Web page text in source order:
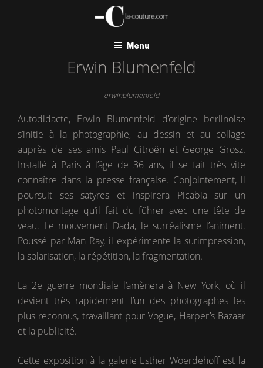
Menu
Erwin Blumenfeld
erwinblumenfeld
Autodidacte, Erwin Blumenfeld d’origine berlinoise
s’initie à la photographie, au dessin et au collage
auprès de ses amis Paul Citroën et George Grosz.
Installé à Paris à l’âge de 36 ans, il se fait très vite
connaître dans la presse française. Conjointement, il
poursuit ses satyres et inspirera Picabia sur un
photomontage qu’il fait du führer avec une tête de
veau. Le mouvement Dada, le surréalisme l’animent.
Poussé par Man Ray, il expérimente la surimpression,
la solarisation, la répétition, la fragmentation.
La 2e guerre mondiale l’amènera à New York, où il
devient très rapidement l’un des photographes les
plus reconnus, travaillant pour Vogue, Harper’s Bazaar
et la publicité.
Cette exposition à la galerie Esther Woerdehoff est la